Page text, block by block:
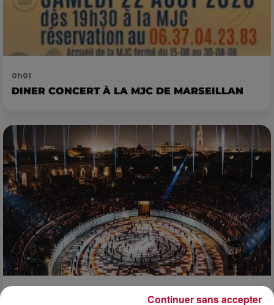
0h01
DINER CONCERT À LA MJC DE MARSEILLAN
Continuer sans accepter